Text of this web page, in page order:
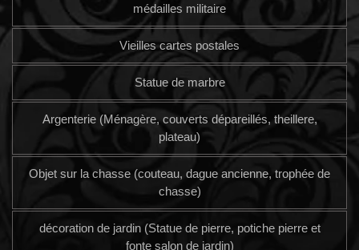
médailles militaire
Vieilles cartes postales
Statue de marbre
Argenterie (Ménagère, couverts dépareillés, theillere,
plateau)
Objet sur la chasse (couteau, dague ancienne, trophée de
chasse)
décoration de jardin (Statue de pierre, potiche pierre et
fonte salon de jardin)